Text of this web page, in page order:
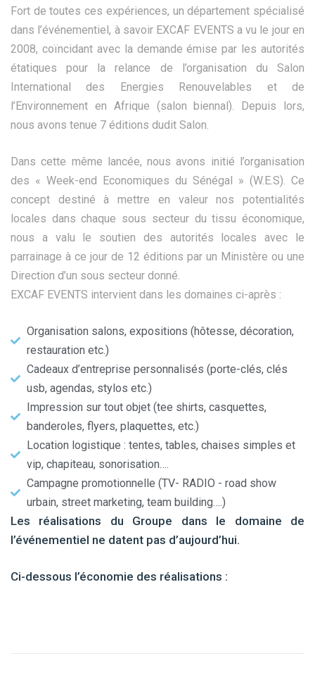
Fort de toutes ces expériences, un département spécialisé
dans l’événementiel, à savoir EXCAF EVENTS a vu le jour en
2008, coïncidant avec la demande émise par les autorités
étatiques pour la relance de l’organisation du Salon
International des Energies Renouvelables et de
l’Environnement en Afrique (salon biennal). Depuis lors,
nous avons tenue 7 éditions dudit Salon.
Dans cette même lancée, nous avons initié l’organisation
des « Week-end Economiques du Sénégal » (W.E.S). Ce
concept destiné à mettre en valeur nos potentialités
locales dans chaque sous secteur du tissu économique,
nous a valu le soutien des autorités locales avec le
parrainage à ce jour de 12 éditions par un Ministère ou une
Direction d’un sous secteur donné.
EXCAF EVENTS intervient dans les domaines ci-après :
Organisation salons, expositions (hôtesse, décoration,
restauration etc.)
Cadeaux d’entreprise personnalisés (porte-clés, clés
usb, agendas, stylos etc.)
Impression sur tout objet (tee shirts, casquettes,
banderoles, flyers, plaquettes, etc.)
Location logistique : tentes, tables, chaises simples et
vip, chapiteau, sonorisation….
Campagne promotionnelle (TV- RADIO - road show
urbain, street marketing, team building….)
Les réalisations du Groupe dans le domaine de
l’événementiel ne datent pas d’aujourd’hui.
Ci-dessous l’économie des réalisations :